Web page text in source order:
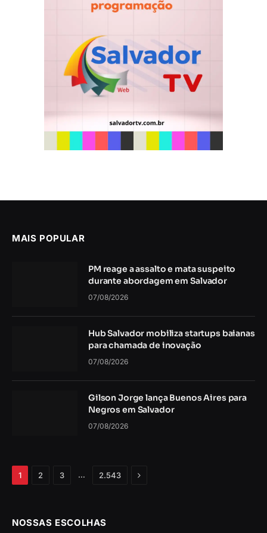
MAIS POPULAR
PM reage a assalto e mata suspeito
durante abordagem em Salvador
07/08/2026
Hub Salvador mobiliza startups baianas
para chamada de inovação
07/08/2026
Gilson Jorge lança Buenos Aires para
Negros em Salvador
07/08/2026
1 2 3 … 2.543 Próximo
NOSSAS ESCOLHAS